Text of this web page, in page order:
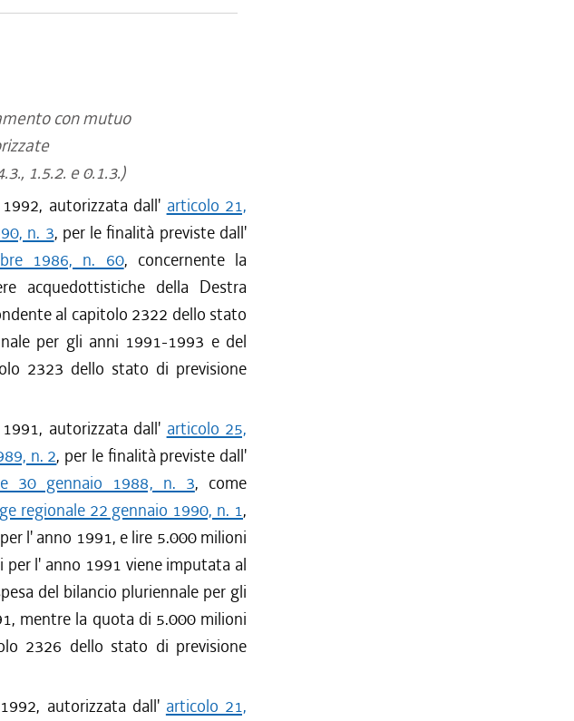
con mutuo
1.5.2. e 0.1.3.)
autorizzata dall' articolo 21,
n. 3, per le finalità previste dall'
1986, n. 60, concernente la
acquedottistiche della Destra
al capitolo 2322 dello stato
per gli anni 1991-1993 e del
2323 dello stato di previsione
autorizzata dall' articolo 25,
n. 2, per le finalità previste dall'
30 gennaio 1988, n. 3, come
regionale 22 gennaio 1990, n. 1,
l' anno 1991, e lire 5.000 milioni
l' anno 1991 viene imputata al
del bilancio pluriennale per gli
mentre la quota di 5.000 milioni
2326 dello stato di previsione
autorizzata dall' articolo 21,